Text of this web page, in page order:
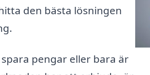
den bästa lösningen
pengar eller bara är